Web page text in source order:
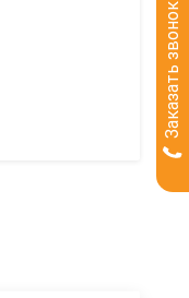
Заказать звонок